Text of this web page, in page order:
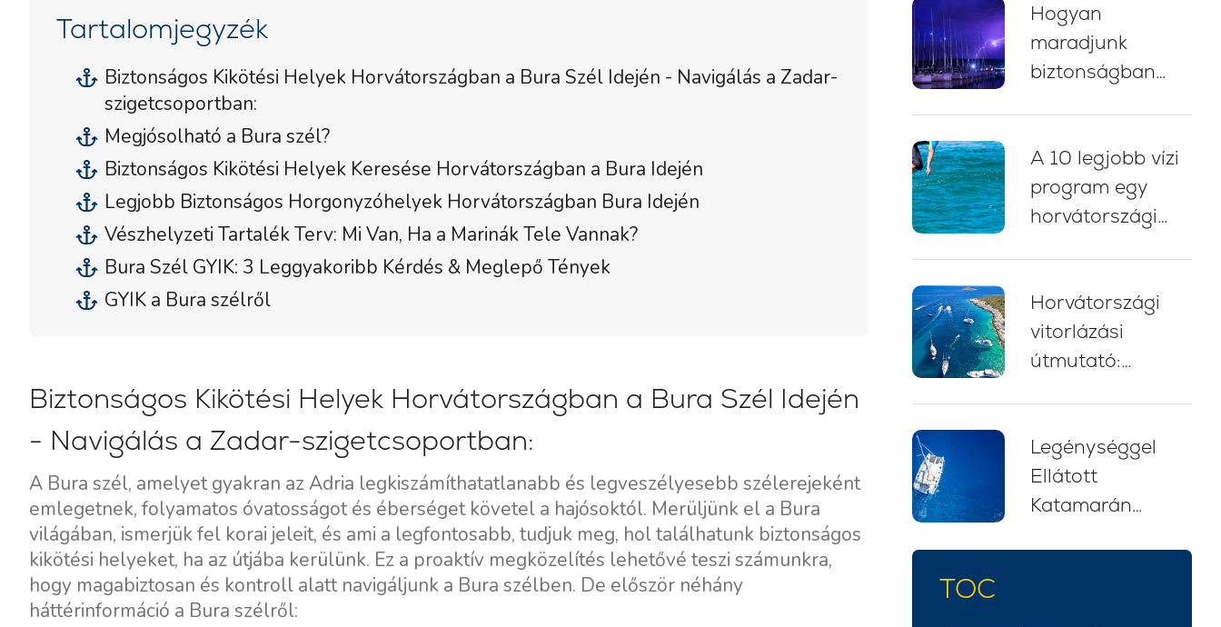
Tartalomjegyzék
Biztonságos Kikötési Helyek Horvátországban a Bura Szél Idején - Navigálás a Zadar-
szigetcsoportban:
Megjósolható a Bura szél?
Biztonságos Kikötési Helyek Keresése Horvátországban a Bura Idején
Legjobb Biztonságos Horgonyzóhelyek Horvátországban Bura Idején
Vészhelyzeti Tartalék Terv: Mi Van, Ha a Marinák Tele Vannak?
Bura Szél GYIK: 3 Leggyakoribb Kérdés & Meglepő Tények
GYIK a Bura szélről
Biztonságos Kikötési Helyek Horvátországban a Bura Szél Idején
- Navigálás a Zadar-szigetcsoportban:
A Bura szél, amelyet gyakran az Adria legkiszámíthatatlanabb és legveszélyesebb szélerejeként
emlegetnek, folyamatos óvatosságot és éberséget követel a hajósoktól. Merüljünk el a Bura
világában, ismerjük fel korai jeleit, és ami a legfontosabb, tudjuk meg, hol találhatunk biztonságos
kikötési helyeket, ha az útjába kerülünk. Ez a proaktív megközelítés lehetővé teszi számunkra,
hogy magabiztosan és kontroll alatt navigáljunk a Bura szélben. De először néhány
háttérinformáció a Bura szélről:
kikötési tanácsok
Hogyan
maradjunk
biztonságban
Horvátországban:
5 alapvető bevált
gyakorlat
A 10 legjobb vízi
program egy
horvátországi
Horvátországi
vitorlázási
útmutató:
tanácsok
kezdőknek
(2026)
Legénységgel
Ellátott
Katamarán
Horvátországban:
TOC